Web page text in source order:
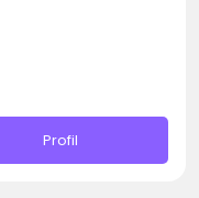
Profil